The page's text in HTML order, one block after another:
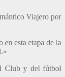
Viajero por
esta etapa de la
Club y del fútbol